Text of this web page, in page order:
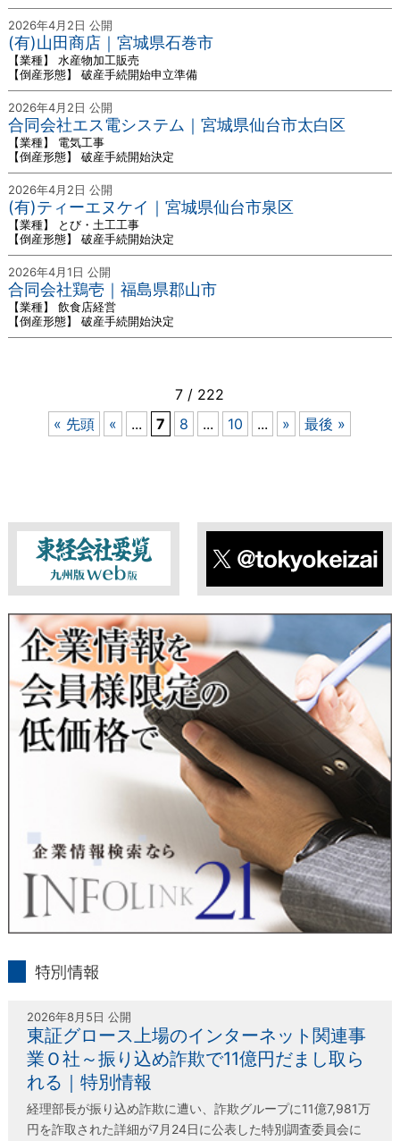
2026年4月2日 公開
(有)山田商店｜宮城県石巻市
【業種】 水産物加工販売
【倒産形態】 破産手続開始申立準備
2026年4月2日 公開
合同会社エス電システム｜宮城県仙台市太白区
【業種】 電気工事
【倒産形態】 破産手続開始決定
2026年4月2日 公開
(有)ティーエヌケイ｜宮城県仙台市泉区
【業種】 とび・土工工事
【倒産形態】 破産手続開始決定
2026年4月1日 公開
合同会社鶏壱｜福島県郡山市
【業種】 飲食店経営
【倒産形態】 破産手続開始決定
7 / 222
« 先頭
« ... 7 8 ... 10 ... » 最後 »
東経会社要覧web版 X
2026年8月5日 公開
東証グロース上場のインターネット関連事
業Ｏ社～振り込め詐欺で11億円だまし取ら
れる｜特別情報
経理部長が振り込め詐欺に遭い、詐欺グループに11億7,981万
円を詐取された詳細が7月24日に公表した特別調査委員会に